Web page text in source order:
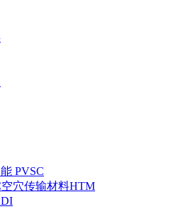
PVSC
空穴传输材料HTM